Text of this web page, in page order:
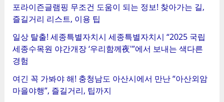
포라이즌글램핑 무조건 도움이 되는 정보! 찾아가는 길,
즐길거리 리스트, 이용 팁
일상 탈출! 세종특별자치시 세종특별자치시 “2025 국립
세종수목원 야간개장 ‘우리함께夜'”에서 보내는 색다른
경험
여긴 꼭 가봐야 해! 충청남도 아산시에서 만난 “아산외암
마을야행”, 즐길거리, 팁까지